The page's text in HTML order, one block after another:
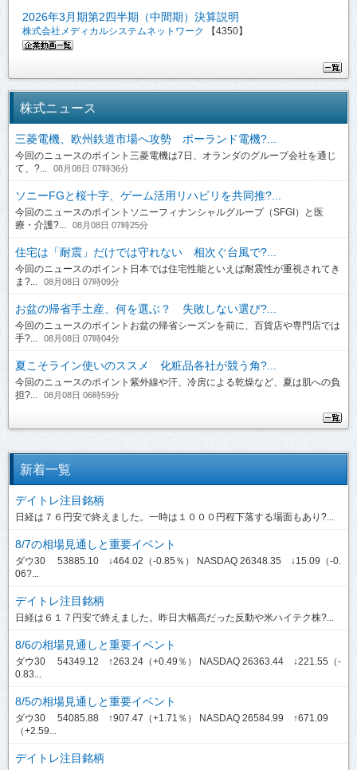
2026年3月期第2四半期（中間期）決算説明
株式会社メディカルシステムネットワーク 【4350】
株式ニュース
三菱電機、欧州鉄道市場へ攻勢 ポーランド電機?...
今回のニュースのポイント三菱電機は7日、オランダのグループ会社を通じ
て、?...
08月08日 07時36分
ソニーFGと桜十字、ゲーム活用リハビリを共同推?...
今回のニュースのポイントソニーフィナンシャルグループ（SFGI）と医
療・介護?...
08月08日 07時25分
住宅は「耐震」だけでは守れない 相次ぐ台風で?...
今回のニュースのポイント日本では住宅性能といえば耐震性が重視されてき
ま?...
08月08日 07時09分
お盆の帰省手土産、何を選ぶ？ 失敗しない選び?...
今回のニュースのポイントお盆の帰省シーズンを前に、百貨店や専門店では
手?...
08月08日 07時04分
夏こそライン使いのススメ 化粧品各社が競う角?...
今回のニュースのポイント紫外線や汗、冷房による乾燥など、夏は肌への負
担?...
08月08日 06時59分
新着一覧
デイトレ注目銘柄
日経は７６円安で終えました。一時は１０００円程下落する場面もあり?...
8/7の相場見通しと重要イベント
ダウ30 53885.10 ↓464.02（-0.85％） NASDAQ 26348.35 ↓15.09（-0.
06?...
デイトレ注目銘柄
日経は６１７円安で終えました。昨日大幅高だった反動や米ハイテク株?...
8/6の相場見通しと重要イベント
ダウ30 54349.12 ↑263.24（+0.49％） NASDAQ 26363.44 ↓221.55（-
0.83...
8/5の相場見通しと重要イベント
ダウ30 54085.88 ↑907.47（+1.71％） NASDAQ 26584.99 ↑671.09
（+2.59...
デイトレ注目銘柄